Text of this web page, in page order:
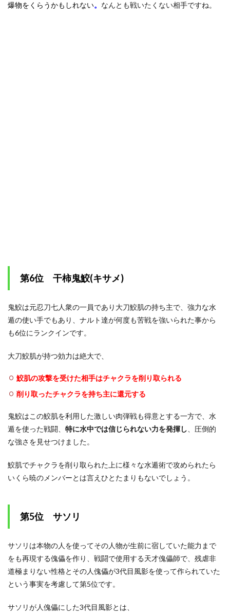
爆物をくらうかもしれない。 なんとも戦いたくない相手ですね。
第6位 干柿鬼鮫(キサメ)
鬼鮫は元忍刀七人衆の一員であり大刀鮫肌の持ち主で、強力な水
遁の使い手でもあり、ナルト達が何度も苦戦を強いられた事から
も6位にランクインです。
大刀鮫肌が持つ効力は絶大で、
鮫肌の攻撃を受けた相手はチャクラを削り取られる
削り取ったチャクラを持ち主に還元する
鬼鮫はこの鮫肌を利用した激しい肉弾戦も得意とする一方で、水
遁を使った戦闘、 特に水中では信じられない力を発揮し 、圧倒的
な強さを見せつけました。
鮫肌でチャクラを削り取られた上に様々な水遁術で攻められたら
いくら暁のメンバーとは言えひとたまりもないでしょう。
第5位 サソリ
サソリは本物の人を使ってその人物が生前に宿していた能力まで
をも再現する傀儡を作り、戦闘で使用する天才傀儡師で、残虐非
道極まりない性格とその人傀儡が3代目風影を使って作られていた
という事実を考慮して第5位です。
サソリが人傀儡にした3代目風影とは、